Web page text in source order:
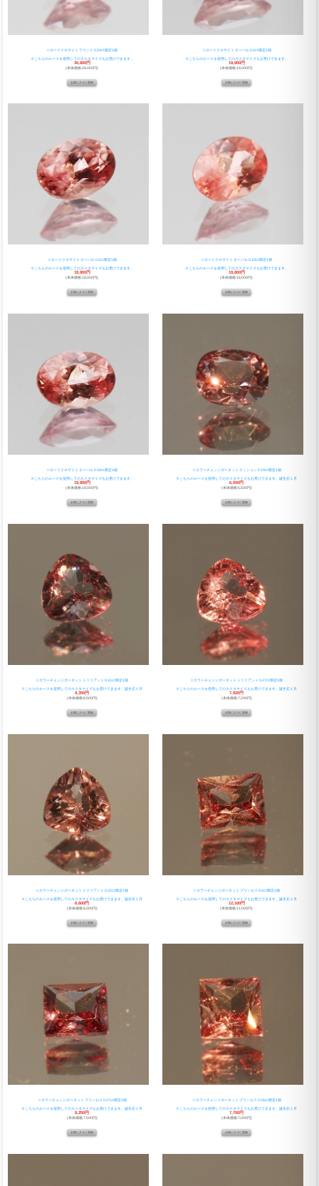
☆ロードクロサイト ラウンド 0.24ct 限定1個
※こちらのルースを使用してのカスタマイズもお受けできます。
30,800円
(本体価格:28,000円)
☆ロードクロサイト オーバル 0.2ct 限定1個
※こちらのルースを使用してのカスタマイズもお受けできます。
19,800円
(本体価格:18,000円)
☆ロードクロサイト オーバル 0.2ct 限定1個
※こちらのルースを使用してのカスタマイズもお受けできます。
19,800円
(本体価格:18,000円)
☆ロードクロサイト オーバル 0.19ct 限定1個
※こちらのルースを使用してのカスタマイズもお受けできます。
19,800円
(本体価格:18,000円)
☆ロードクロサイト オーバル 0.18ct 限定1個
※こちらのルースを使用してのカスタマイズもお受けできます。
19,800円
(本体価格:18,000円)
☆カラーチェンジガーネット クッション 0.19ct 限定1個
※こちらのルースを使用してのカスタマイズもお受けできます。誕生石１月
6,050円
(本体価格:5,500円)
☆カラーチェンジガーネット トリリアント 0.31ct 限定1個
※こちらのルースを使用してのカスタマイズもお受けできます。誕生石１月
9,350円
(本体価格:8,500円)
☆カラーチェンジガーネット トリリアント 0.27ct 限定1個
※こちらのルースを使用してのカスタマイズもお受けできます。誕生石１月
7,920円
(本体価格:7,200円)
☆カラーチェンジガーネット トリリアント 0.22ct 限定1個
※こちらのルースを使用してのカスタマイズもお受けできます。誕生石１月
6,600円
(本体価格:6,000円)
☆カラーチェンジガーネット プリンセス 0.4ct 限定1個
※こちらのルースを使用してのカスタマイズもお受けできます。誕生石１月
12,100円
(本体価格:11,000円)
☆カラーチェンジガーネット プリンセス 0.27ct 限定1個
※こちらのルースを使用してのカスタマイズもお受けできます。誕生石１月
8,250円
(本体価格:7,500円)
☆カラーチェンジガーネット プリンセス 0.26ct 限定1個
※こちらのルースを使用してのカスタマイズもお受けできます。誕生石１月
7,700円
(本体価格:7,000円)